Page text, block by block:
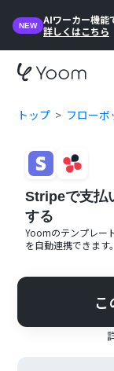
NEW
AIワーカー機能
詳しくはこちら
トップ フロー
Stripeで支払
する
Yoomのテンプレー
を自動連携できます。